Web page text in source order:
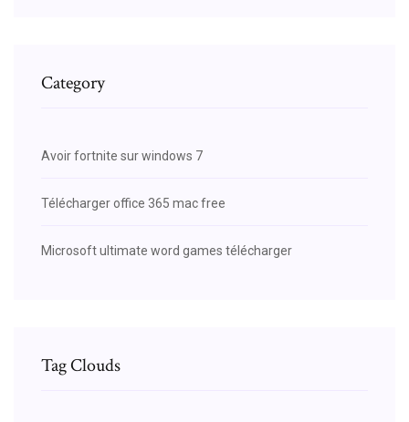
Category
Avoir fortnite sur windows 7
Télécharger office 365 mac free
Microsoft ultimate word games télécharger
Tag Clouds